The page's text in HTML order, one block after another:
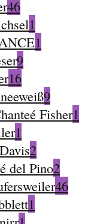
46
1
1
9
16
9
Fisher1
1
2
del Pino2
46
1